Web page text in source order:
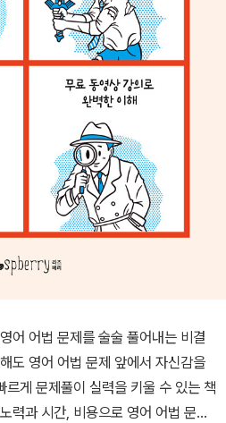
어 어법 문제를 술술 풀어내는 비결
르게 문제풀이 실력을 키울 수 있는 책